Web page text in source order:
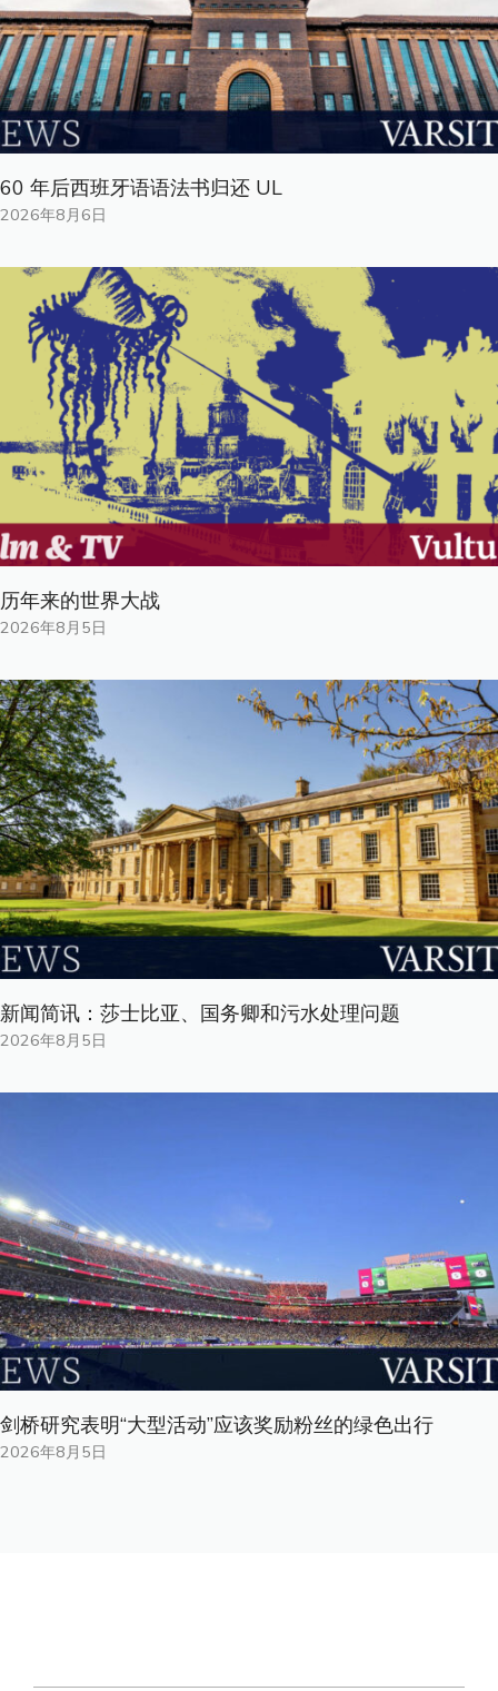
60 年后西班牙语语法书归还 UL
2026年8月6日
历年来的世界大战
2026年8月5日
新闻简讯：莎士比亚、国务卿和污水处理问题
2026年8月5日
剑桥研究表明“大型活动”应该奖励粉丝的绿色出行
2026年8月5日